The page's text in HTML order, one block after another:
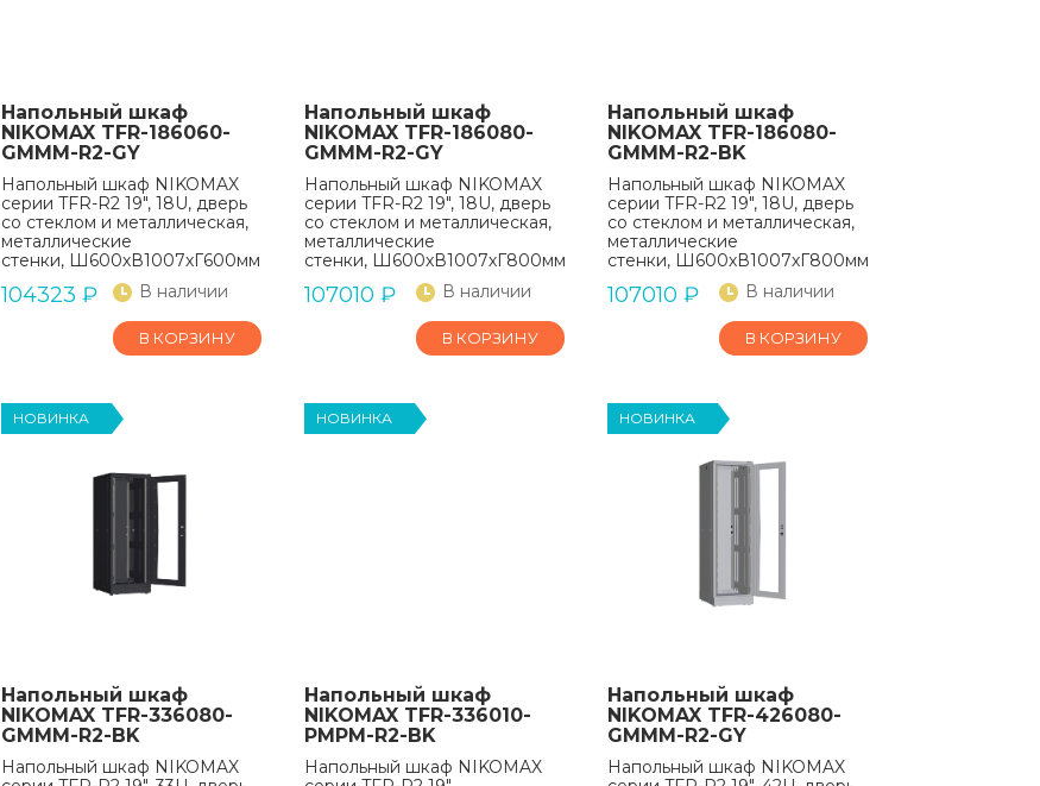
Напольный шкаф
NIKOMAX TFR-186060-
GMMM-R2-GY
Напольный шкаф NIKOMAX
серии TFR-R2 19", 18U, дверь
со стеклом и металлическая,
металлические
стенки, Ш600хВ1007хГ600мм, в разобранном виде, серый
104323 ₽ В наличии
В КОРЗИНУ
Напольный шкаф
NIKOMAX TFR-186080-
GMMM-R2-GY
Напольный шкаф NIKOMAX
серии TFR-R2 19", 18U, дверь
со стеклом и металлическая,
металлические
стенки, Ш600хВ1007хГ800мм, в разобранном виде, серый
107010 ₽ В наличии
В КОРЗИНУ
Напольный шкаф
NIKOMAX TFR-186080-
GMMM-R2-BK
Напольный шкаф NIKOMAX
серии TFR-R2 19", 18U, дверь
со стеклом и металлическая,
металлические
стенки, Ш600хВ1007хГ800мм, в разобранном
107010 ₽ В наличии
В КОРЗИНУ
НОВИНКА
Напольный шкаф
NIKOMAX TFR-336080-
GMMM-R2-BK
Напольный шкаф NIKOMAX
НОВИНКА
Напольный шкаф
NIKOMAX TFR-336010-
PMPM-R2-BK
Напольный шкаф NIKOMAX
НОВИНКА
Напольный шкаф
NIKOMAX TFR-426080-
GMMM-R2-GY
Напольный шкаф NIKOMAX